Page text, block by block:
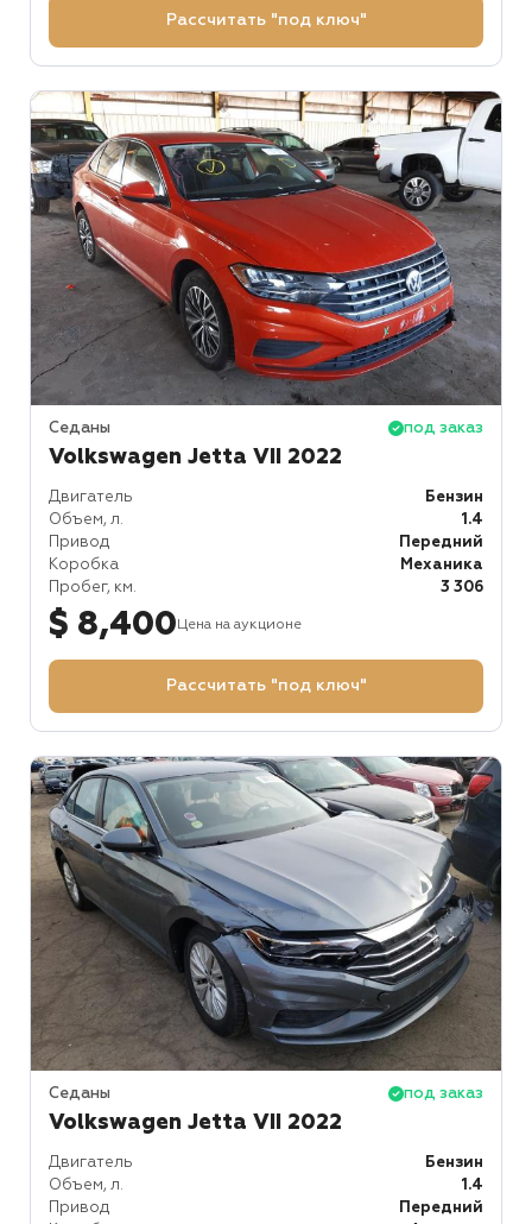
Рассчитать "под ключ"
Седаны под заказ
Volkswagen Jetta VII 2022
Двигатель
Бензин
Объем, л.
1.4
Привод
Передний
Коробка
Механика
Пробег, км.
3 306
$ 8,400 Цена на аукционе
Рассчитать "под ключ"
Седаны под заказ
Volkswagen Jetta VII 2022
Двигатель
Бензин
Объем, л.
1.4
Привод
Передний